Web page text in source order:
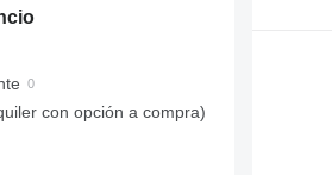
con opción a compra)